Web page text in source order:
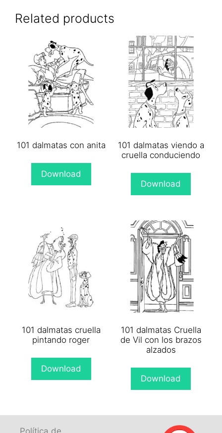
(Twitter)
Related products
101 dalmatas con anita
Download
101 dalmatas viendo a
cruella conduciendo
Download
101 dalmatas cruella
pintando roger
Download
101 dalmatas Cruella
de Vil con los brazos
alzados
Download
Política de